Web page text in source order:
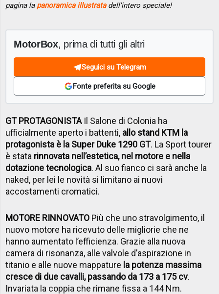
pagina la panoramica illustratadell'intero speciale!
MotorBox, prima di tutti gli altri
Seguici su Telegram
Fonte preferita su Google
GT PROTAGONISTAIl Salone di Colonia ha
ufficialmente aperto i battenti, allo stand KTM la
protagonista è la Super Duke 1290 GT. La Sport tourer
è stata rinnovata nell’estetica, nel motore e nella
dotazione tecnologica. Al suo fianco ci sarà anche la
naked, per lei le novità si limitano ai nuovi
accostamenti cromatici.
MOTORE RINNOVATO Più che uno stravolgimento, il
nuovo motore ha ricevuto delle migliorie che ne
hanno aumentato l’efficienza. Grazie alla nuova
camera di risonanza, alle valvole d’aspirazione in
titanio e alle nuove mappature la potenza massima
cresce di due cavalli, passando da 173 a 175 cv.
Invariata la coppia che rimane fissa a 144 Nm.